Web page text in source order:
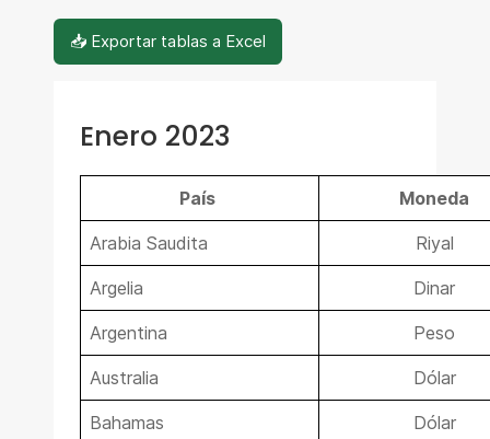
📥 Exportar tablas a Excel
Enero 2023
País Moneda
Arabia Saudita Riyal
Argelia Dinar
Argentina Peso
Australia Dólar
Bahamas Dólar